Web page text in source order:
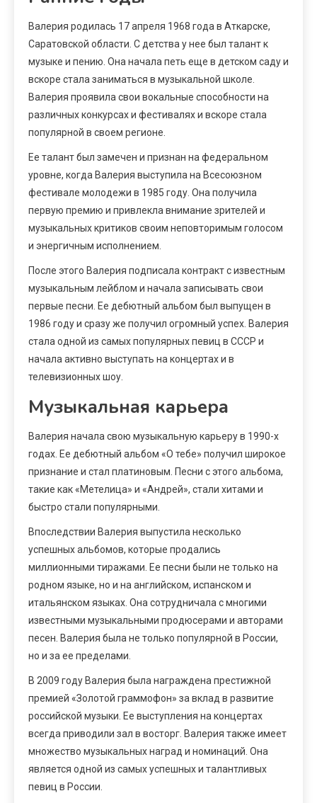
Валерия родилась 17 апреля 1968 года в Аткарске,
Саратовской области. С детства у нее был талант к
музыке и пению. Она начала петь еще в детском саду и
вскоре стала заниматься в музыкальной школе.
Валерия проявила свои вокальные способности на
различных конкурсах и фестивалях и вскоре стала
популярной в своем регионе.
Ее талант был замечен и признан на федеральном
уровне, когда Валерия выступила на Всесоюзном
фестивале молодежи в 1985 году. Она получила
первую премию и привлекла внимание зрителей и
музыкальных критиков своим неповторимым голосом
и энергичным исполнением.
После этого Валерия подписала контракт с известным
музыкальным лейблом и начала записывать свои
первые песни. Ее дебютный альбом был выпущен в
1986 году и сразу же получил огромный успех. Валерия
стала одной из самых популярных певиц в СССР и
начала активно выступать на концертах и в
телевизионных шоу.
Музыкальная карьера
Валерия начала свою музыкальную карьеру в 1990-х
годах. Ее дебютный альбом «О тебе» получил широкое
признание и стал платиновым. Песни с этого альбома,
такие как «Метелица» и «Андрей», стали хитами и
быстро стали популярными.
Впоследствии Валерия выпустила несколько
успешных альбомов, которые продались
миллионными тиражами. Ее песни были не только на
родном языке, но и на английском, испанском и
итальянском языках. Она сотрудничала с многими
известными музыкальными продюсерами и авторами
песен. Валерия была не только популярной в России,
но и за ее пределами.
В 2009 году Валерия была награждена престижной
премией «Золотой граммофон» за вклад в развитие
российской музыки. Ее выступления на концертах
всегда приводили зал в восторг. Валерия также имеет
множество музыкальных наград и номинаций. Она
является одной из самых успешных и талантливых
певиц в России.